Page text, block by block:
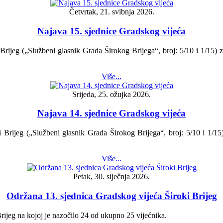
Četvrtak, 21. svibnja 2026.
Najava 15. sjednice Gradskog vijeća
(„Službeni glasnik Grada Širokog Brijega“, broj: 5/10 i 1/15)
Više...
Srijeda, 25. ožujka 2026.
Najava 14. sjednice Gradskog vijeća
(„Službeni glasnik Grada Širokog Brijega“, broj: 5/10 i 1/
Više...
Petak, 30. siječnja 2026.
Održana 13. sjednica Gradskog vijeća Široki Brijeg
na kojoj je nazočilo 24 od ukupno 25 vijećnika.